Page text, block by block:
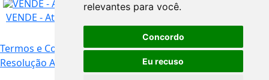
relevantes para você.
Concordo
Eu recuso
VENDE - Atrelado Tenda
Termos e CondiçõesLivro de Reclamações Online
Resolução Alternativa de LitígiosContacto